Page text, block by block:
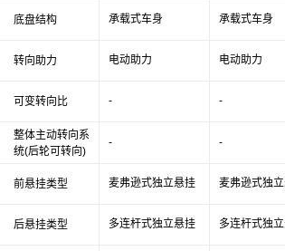
底盘结构
转向助力
可变转向比
整体主动转向系
统(后轮可转向)
前悬挂类型
后悬挂类型
承载式车身 承载式车身
电动助力 电动助力
- -
- -
麦弗逊式独立悬挂 麦弗逊式独
多连杆式独立悬挂 多连杆式独